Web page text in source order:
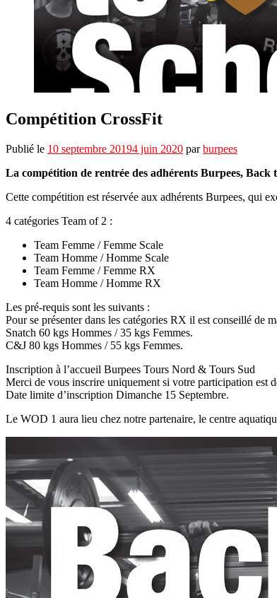
Compétition CrossFit
Publié le 10 septembre 20194 juin 2020 parburpees
La compétition de rentrée des adhérents Burpees, Back
Cette compétition est réservée aux adhérents Burpees, qui
4 catégories Team of 2 :
Team Femme / Femme Scale
Team Homme / Homme Scale
Team Femme / Femme RX
Team Homme / Homme RX
Les pré-requis sont les suivants :
Pour se présenter dans les catégories RX il est conseillé de
Snatch 60 kgs Hommes / 35 kgs Femmes.
C&J 80 kgs Hommes / 55 kgs Femmes.
Inscription à l’accueil Burpees Tours Nord & Tours Sud
Merci de vous inscrire uniquement si votre participation est
Date limite d’inscription Dimanche 15 Septembre.
Le WOD 1 aura lieu chez notre partenaire, le centre